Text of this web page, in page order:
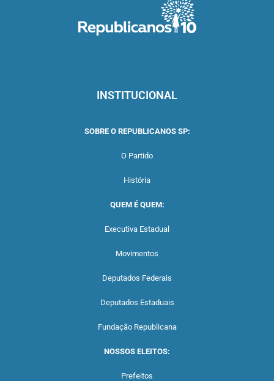
INSTITUCIONAL
SOBRE O REPUBLICANOS SP:
O Partido
História
QUEM É QUEM:
Executiva Estadual
Movimentos
Deputados Federais
Deputados Estaduais
Fundação Republicana
NOSSOS ELEITOS:
Prefeitos